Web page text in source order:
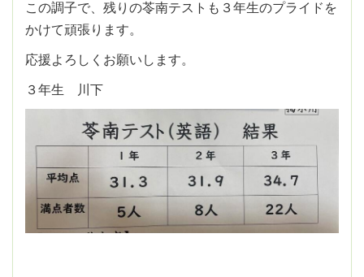
この調子で、残りの苓南テストも３年生のプライドを
かけて頑張ります。
応援よろしくお願いします。
３年生 川下